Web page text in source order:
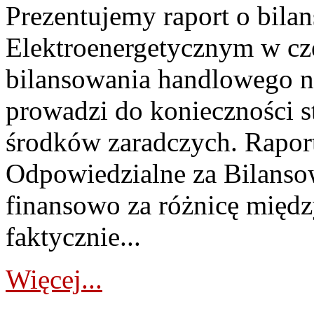
Prezentujemy raport o
Elektroenergetycznym w
bilansowania handlowego
prowadzi do konieczności
środków zaradczych.
Odpowiedzialne za
finansowo za różnicę
faktycznie...
Więcej...